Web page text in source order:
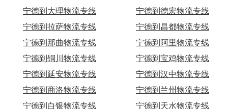
宁德到大理物流专线
宁德到德宏物流专线
宁德到拉萨物流专线
宁德到昌都物流专线
宁德到那曲物流专线
宁德到阿里物流专线
宁德到铜川物流专线
宁德到宝鸡物流专线
宁德到延安物流专线
宁德到汉中物流专线
宁德到商洛物流专线
宁德到兰州物流专线
宁德到白银物流专线
宁德到天水物流专线